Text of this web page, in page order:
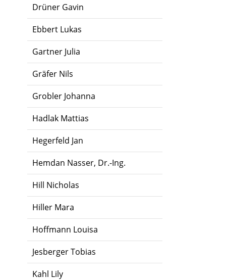
Drüner Gavin
Ebbert Lukas
Gartner Julia
Gräfer Nils
Grobler Johanna
Hadlak Mattias
Hegerfeld Jan
Hemdan Nasser, Dr.-Ing.
Hill Nicholas
Hiller Mara
Hoffmann Louisa
Jesberger Tobias
Kahl Lily